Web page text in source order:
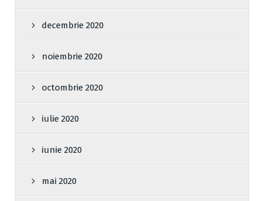
decembrie 2020
noiembrie 2020
octombrie 2020
iulie 2020
iunie 2020
mai 2020